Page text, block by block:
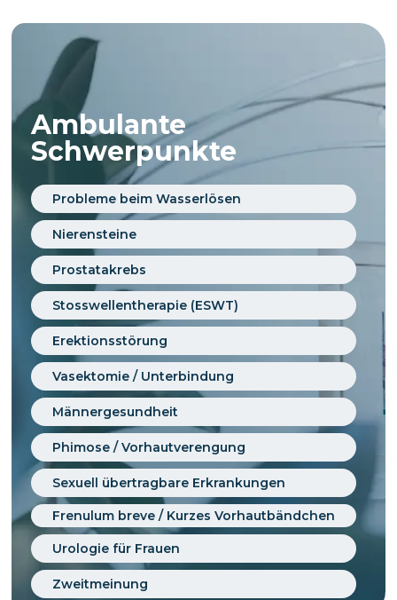
Ambulante
Schwerpunkte
Probleme beim Wasserlösen
Nierensteine
Prostatakrebs
Stosswellentherapie (ESWT)
Erektionsstörung
Vasektomie / Unterbindung
Männergesundheit
Phimose / Vorhautverengung
Sexuell übertragbare Erkrankungen
Frenulum breve / Kurzes Vorhautbändchen
Urologie für Frauen
Zweitmeinung